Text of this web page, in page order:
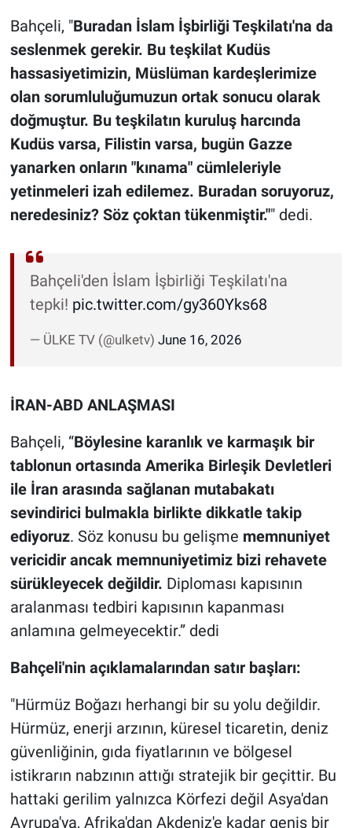
Bahçeli, "Buradan İslam İşbirliği Teşkilatı'na da
seslenmek gerekir. Bu teşkilat Kudüs
hassasiyetimizin, Müslüman kardeşlerimize
olan sorumluluğumuzun ortak sonucu olarak
doğmuştur. Bu teşkilatın kuruluş harcında
Kudüs varsa, Filistin varsa, bugün Gazze
yanarken onların "kınama" cümleleriyle
yetinmeleri izah edilemez. Buradan soruyoruz,
neredesiniz? Söz çoktan tükenmiştir."" dedi.
Bahçeli'den İslam İşbirliği Teşkilatı'na
tepki! pic.twitter.com/gy360Yks68
— ÜLKE TV (@ulketv) June 16, 2026
İRAN-ABD ANLAŞMASI
Bahçeli, “Böylesine karanlık ve karmaşık bir
tablonun ortasında Amerika Birleşik Devletleri
ile İran arasında sağlanan mutabakatı
sevindirici bulmakla birlikte dikkatle takip
ediyoruz. Söz konusu bu gelişme memnuniyet
vericidir ancak memnuniyetimiz bizi rehavete
sürükleyecek değildir. Diploması kapısının
aralanması tedbiri kapısının kapanması
anlamına gelmeyecektir.” dedi
Bahçeli'nin açıklamalarından satır başları:
"Hürmüz Boğazı herhangi bir su yolu değildir.
Hürmüz, enerji arzının, küresel ticaretin, deniz
güvenliğinin, gıda fiyatlarının ve bölgesel
istikrarın nabzının attığı stratejik bir geçittir. Bu
hattaki gerilim yalnızca Körfezi değil Asya'dan
Avrupa'ya, Afrika'dan Akdeniz'e kadar geniş bir